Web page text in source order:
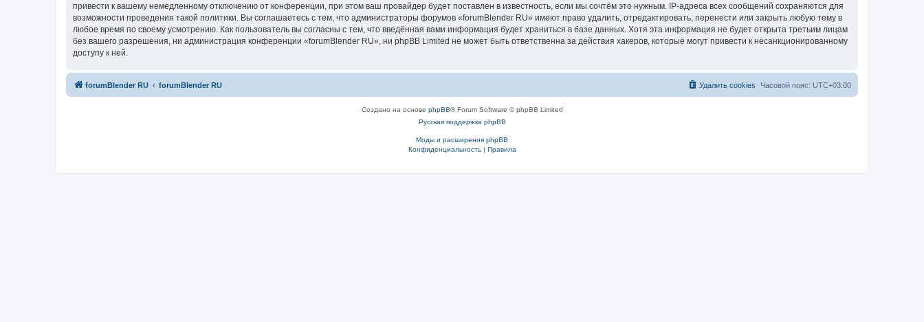
привести к вашему немедленному отключению от конференции, при этом ваш провайдер будет поставлен в известность, если мы сочтём это нужным. IP-адреса всех сообщений сохраняются для
возможности проведения такой политики. Вы соглашаетесь с тем, что администраторы форумов «forumBlender RU» имеют право удалить, отредактировать, перенести или закрыть любую тему в
любое время по своему усмотрению. Как пользователь вы согласны с тем, что введённая вами информация будет храниться в базе данных. Хотя эта информация не будет открыта третьим лицам
без вашего разрешения, ни администрация конференции «forumBlender RU», ни phpBB Limited не может быть ответственна за действия хакеров, которые могут привести к несанкционированному
доступу к ней.
forumBlender RU forumBlender RU Часовой пояс: UTC+03:00
Удалить cookies
Создано на основе phpBB® Forum Software © phpBB Limited
Русская поддержка phpBB
Моды и расширения phpBB
Конфиденциальность| Правила